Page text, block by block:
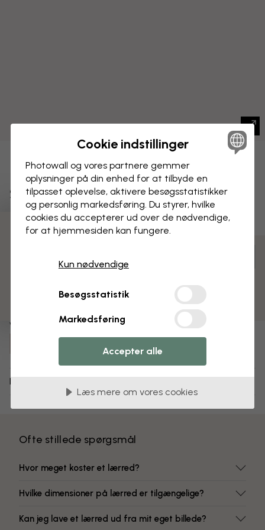
San Francisco Californiens skyline
BILLEDE PÅ LÆRRED
Mat overflade
Farver, der ikke falmer
Varenummer:
Levering og returnering
Ofte stillede spørgsmål
Hvor meget koster et lærred?
Hvilke dimensioner på lærred er tilgængelige?
Kan jeg lave et lærred ud fra mit eget billede?
Cookie indstillinger
Photowall og vores partnere gemmer
oplysninger på din enhed for at tilbyde en
tilpasset oplevelse, aktivere besøgs­statistikker
og personlig markedsføring. Du styrer, hvilke
cookies du accepterer ud over de nødvendige,
for at hjemmesiden kan fungere.
Kun nødvendige
Besøgsstatistik
Markedsføring
Accepter alle
Læs mere om vores cookies